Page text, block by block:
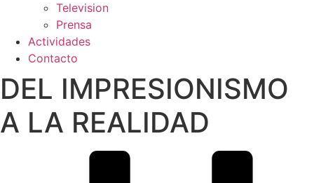
Television
Prensa
Actividades
Contacto
DEL IMPRESIONISMO
A LA REALIDAD